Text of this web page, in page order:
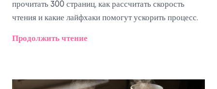
прочитать 300 страниц, как рассчитать скорость
чтения и какие лайфхаки помогут ускорить процесс.
Продолжить чтение